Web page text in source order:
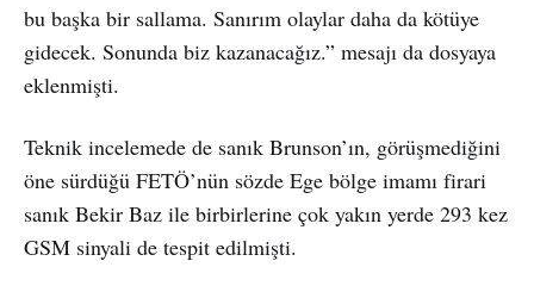
bu başka bir sallama. Sanırım olaylar daha da kötüye
gidecek. Sonunda biz kazanacağız.” mesajı da dosyaya
eklenmişti.
Teknik incelemede de sanık Brunson’ın, görüşmediğini
öne sürdüğü FETÖ’nün sözde Ege bölge imamı firari
sanık Bekir Baz ile birbirlerine çok yakın yerde 293 kez
GSM sinyali de tespit edilmişti.